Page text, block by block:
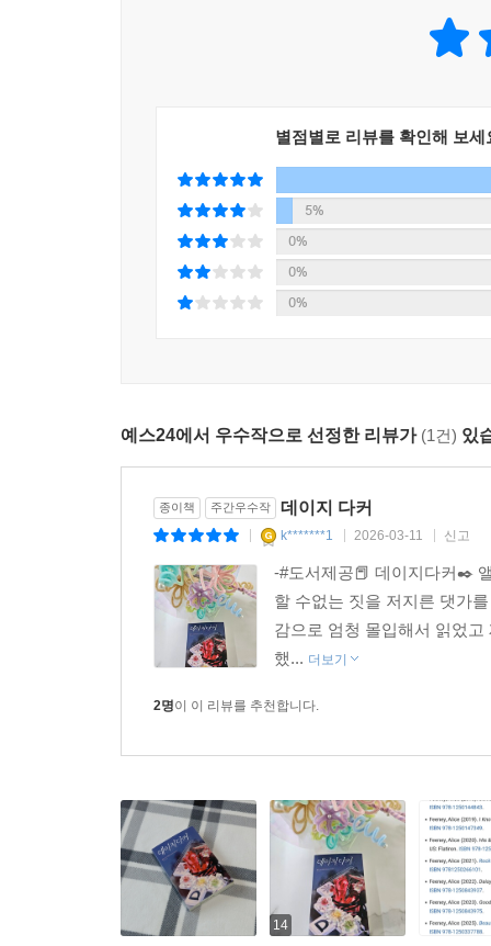
가족이나 다름없이 지내온 코너 케네디도 할머니
미래인 트릭시에게 물려주기로 했다는 내용이다
의견을 제시하기도 한다.
잔뜩 실망한 가족들은 분노에 휩싸인 가운데 각
모여든다. 할머니가 주방 바닥에 쓰러져 있다.
할머니의 얼굴은 잿빛이고, 오븐에도 피가 묻어
사람들은 죄다 가족들이다. 유일하게 가족이
구렁텅이로 몰아넣고 있는 것인가?
전화도 불통이고, 휴대폰도 터지지 않는 시글
별점별로 리뷰를 확인해 보세
5%
0%
0%
0%
예스24에서 우수작으로 선정한 리뷰가 (1건) 있
종이책 주간우수작 데이지 다커
k*******1 2026-03-11 신고
-#도서제공📕 데이지다커✒️
할 수없는 짓을 저지른 댓가
감으로 엄청 몰입해서 읽었
했... 더보기
2명이 이 리뷰를 추천합니다.
14